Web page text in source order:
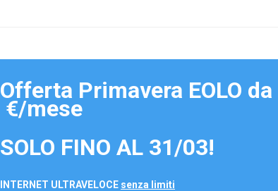
Offerta Primavera EOLO
€/mese
SOLO FINO AL 31/03!
INTERNET ULTRAVELOCE senza limiti